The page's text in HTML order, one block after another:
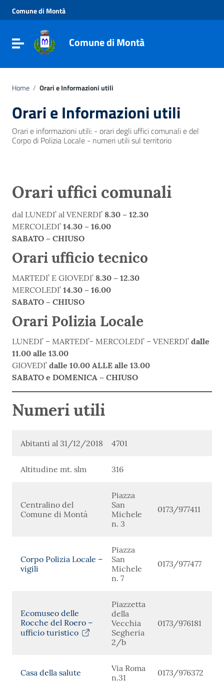
Vai al menu di navigazione
Vai al footer
Comune di Montà
Toggle navigationComune di Montà
Home / Orari e Informazioni utili
Orari e Informazioni utili
Orari e informazioni utili: - orari degli uffici comunali e del
Corpo di Polizia Locale - numeri utili sul territorio
Orari uffici comunali
dal LUNEDI’ al VENERDI’ 8.30 – 12.30
MERCOLEDI’ 14.30 – 16.00
SABATO – CHIUSO
Orari ufficio tecnico
MARTEDI’ E GIOVEDI’ 8.30 – 12.30
MERCOLEDI’ 14.30 – 16.00
SABATO – CHIUSO
Orari Polizia Locale
LUNEDI’ – MARTEDI’- MERCOLEDI’ – VENERDI’ dalle
11.00 alle 13.00
GIOVEDI’ dalle 10.00 ALLE alle 13.00
SABATO e DOMENICA – CHIUSO
Numeri utili
Abitanti al 31/12/2018 4701
Altitudine mt. slm 316
Centralino del
Comune di Montà
Piazza
San
Michele
n. 3
0173/977411
Corpo Polizia Locale –
vigili
Piazza
San
Michele
n. 7
0173/977477
Ecomuseo delle
Rocche del Roero –
ufficio turistico
Piazzetta
della
Vecchia
Segheria
2/b
0173/976181
Casa della salute
Via Roma
n.31
0173/976372